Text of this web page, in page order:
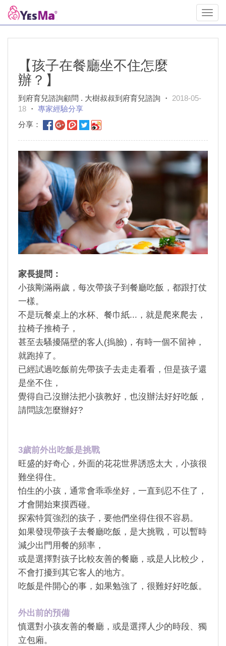
【孩子在餐廳坐不住怎麼
辦？】
到府育兒諮詢顧問 . 大樹叔叔到府育兒諮詢 ・ 2018-05-
18 ・ 專家經驗分享
分享：
家長提問：
小孩剛滿兩歲，每次帶孩子到餐廳吃飯，都跟打仗
一樣。
不是玩餐桌上的水杯、餐巾紙... ，就是爬來爬去，
拉椅子推椅子，
甚至去騷擾隔壁的客人 (摀臉) ，有時一個不留神，
就跑掉了。
已經試過吃飯前先帶孩子去走走看看，但是孩子還
是坐不住，
覺得自己沒辦法把小孩教好，也沒辦法好好吃飯，
請問該怎麼辦好?
3歲前外出吃飯是挑戰
旺盛的好奇心，外面的花花世界誘惑太大，小孩很
難坐得住。
怕生的小孩，通常會乖乖坐好，一直到忍不住了，
才會開始東摸西碰。
探索特質強烈的孩子，要他們坐得住很不容易。
如果發現帶孩子去餐廳吃飯，是大挑戰，可以暫時
減少出門用餐的頻率，
或是選擇對孩子比較友善的餐廳，或是人比較少，
不會打擾到其它客人的地方。
吃飯是件開心的事，如果勉強了，很難好好吃飯。
外出前的預備
慎選對小孩友善的餐廳，或是選擇人少的時段、獨
立包廂。